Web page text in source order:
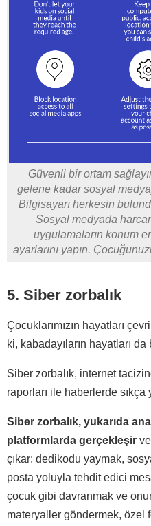
Güvenli bir ortam
gelene kadar sosyal
Bilgisayarı herkesin
Sosyal medyada
uygulamaların konum
ayarlarını yapın.
5. Siber zorbalık
Çocuklarımızın hayatları
ki, kabadayıların hayatları da
Siber zorbalık, internet
raporları ile haberlerde sıkça
Siber zorbalık, yukarıda
platformlarda gerçekleşir
çıkar: dedikodu yaymak,
posta yoluyla tehdit edici
çocuk gibi davranmak ve
materyaller göndermek, özel